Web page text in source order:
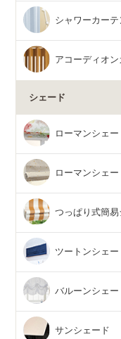
シャワーカーテ
アコーディオン
シェード
ローマンシェー
ローマンシェ
つっぱり式簡易
ツートンシェー
バルーンシェー
サンシェード